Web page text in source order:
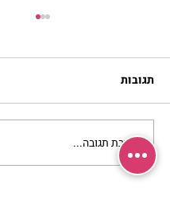
ביגלה ירושלמי–חלות
שמרים מבצק אחד |
תגובות
כתיבת תגובה...